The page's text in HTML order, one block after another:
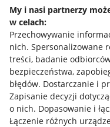
My i nasi partnerzy
w celach:
Przechowywanie
nich. Spersonalizowane
treści, badanie
bezpieczeństwa,
błędów. Dostarczanie i
Zapisanie decyzji
o nich. Dopasowanie i
Łączenie różnych
Allegro Gadane dla
Allegro Gadane dla
Mapa miejscowości
Informacje prawne
Regulamin